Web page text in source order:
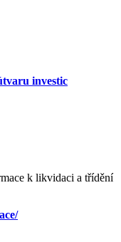
investic
k likvidaci a třídění